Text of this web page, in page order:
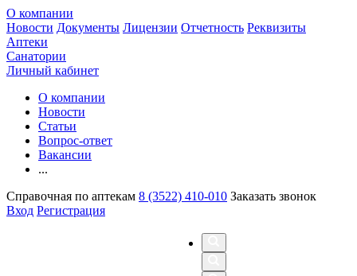
О компании
Новости Документы Лицензии Отчетность Реквизиты
Аптеки
Санатории
Личный кабинет
О компании
Новости
Статьи
Вопрос-ответ
Вакансии
...
Справочная по аптекам 8 (3522) 410-010 Заказать звонок
Вход Регистрация